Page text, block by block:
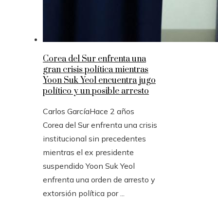
Corea del Sur enfrenta una
gran crisis política mientras
Yoon Suk Yeol encuentra jugo
político y un posible arresto
Carlos GarcíaHace 2 años
Corea del Sur enfrenta una crisis
institucional sin precedentes
mientras el ex presidente
suspendido Yoon Suk Yeol
enfrenta una orden de arresto y
extorsión política por ...